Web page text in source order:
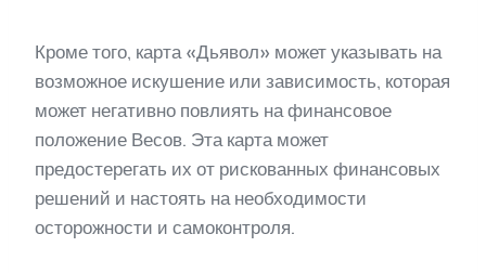
Кроме того, карта «Дьявол» может указывать на
возможное искушение или зависимость, которая
может негативно повлиять на финансовое
положение Весов. Эта карта может
предостерегать их от рискованных финансовых
решений и настоять на необходимости
осторожности и самоконтроля.